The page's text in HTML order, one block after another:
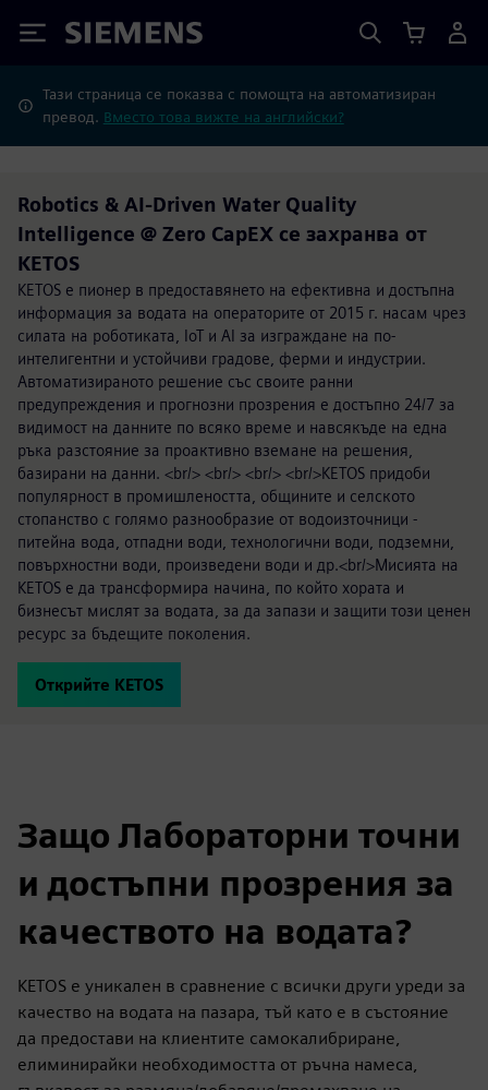
Siemens
Тази страница се показва с помощта на автоматизиран
превод. Вместо това вижте на английски?
Robotics & AI-Driven Water Quality
Intelligence @ Zero CapEX се захранва от
KETOS
KETOS е пионер в предоставянето на ефективна и достъпна
информация за водата на операторите от 2015 г. насам чрез
силата на роботиката, IoT и AI за изграждане на по-
интелигентни и устойчиви градове, ферми и индустрии.
Автоматизираното решение със своите ранни
предупреждения и прогнозни прозрения е достъпно 24/7 за
видимост на данните по всяко време и навсякъде на една
ръка разстояние за проактивно вземане на решения,
базирани на данни. <br/> <br/> <br/> <br/>KETOS придоби
популярност в промишлеността, общините и селското
стопанство с голямо разнообразие от водоизточници -
питейна вода, отпадни води, технологични води, подземни,
повърхностни води, произведени води и др.<br/>Мисията на
KETOS е да трансформира начина, по който хората и
бизнесът мислят за водата, за да запази и защити този ценен
ресурс за бъдещите поколения.
Открийте KETOS
Защо Лабораторни точни
и достъпни прозрения за
качеството на водата?
KETOS е уникален в сравнение с всички други уреди за
качество на водата на пазара, тъй като е в състояние
да предостави на клиентите самокалибриране,
елиминирайки необходимостта от ръчна намеса,